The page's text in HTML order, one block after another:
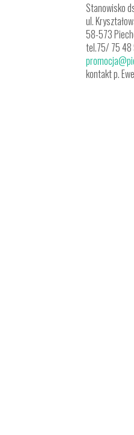
Stanowisko
ul.
58-573
tel.75/ 75 48
kontakt p.